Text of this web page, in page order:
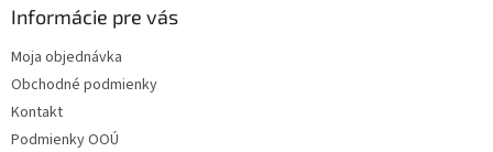
Informácie pre vás
Moja objednávka
Obchodné podmienky
Kontakt
Podmienky OOÚ